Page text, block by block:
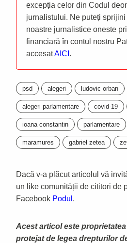
excepția celor din Codul
jurnalistului. Ne puteți
noastre jurnalistice oneste
financiară în contul nostru
accesatAICI .
psd alegeri ludovic orban
alegeri parlamentare covid-19
ioana constantin parlamentare
maramures gabriel zetea
Dacă v-a plăcut articolul vă
un like comunității de cititori de
Facebook Podul .
Acest articol este
protejat de legea drepturilor